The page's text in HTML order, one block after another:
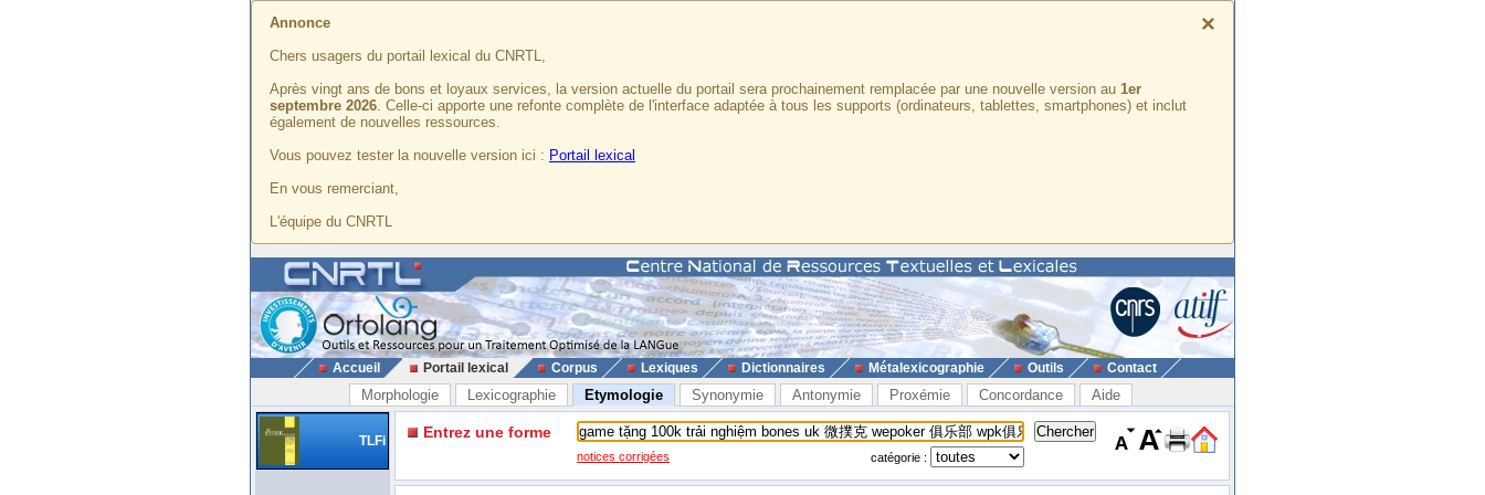
×
Annonce
Chers usagers du portail lexical du CNRTL,
Après vingt ans de bons et loyaux services, la version actuelle du portail sera prochainement remplacée par une nouvelle version au 1er
septembre 2026. Celle-ci apporte une refonte complète de l'interface adaptée à tous les supports (ordinateurs, tablettes, smartphones) et inclut
également de nouvelles ressources.
Vous pouvez tester la nouvelle version ici : Portail lexical
En vous remerciant,
L'équipe du CNRTL
Accueil Portail lexical Corpus Lexiques Dictionnaires Métalexicographie Outils Contact
Morphologie Lexicographie Etymologie Synonymie Antonymie Proxémie Concordance Aide
TLFi Entrez une forme
notices corrigées catégorie :